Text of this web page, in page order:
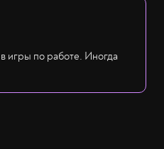
игры по работе. Иногда